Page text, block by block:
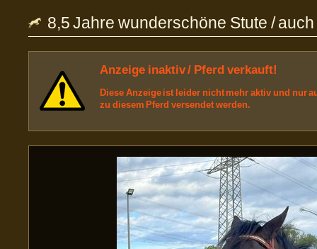
8,5 Jahre wunderschöne Stute /
Anzeige inaktiv / Pferd verkauft!
Diese Anzeige ist leider nicht mehr aktiv und nur
zu diesem Pferd versendet werden.